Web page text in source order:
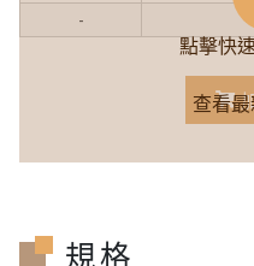
點擊快
查看
-
-
規格